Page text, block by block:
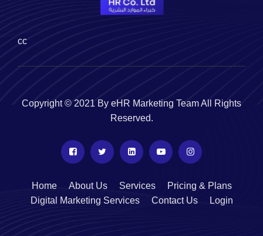
cc
Copyright © 2021 By eHR Marketing Team All Rights
Reserved.
Home About Us Services
Pricing & Plans
Digital Marketing Services
Contact Us Login